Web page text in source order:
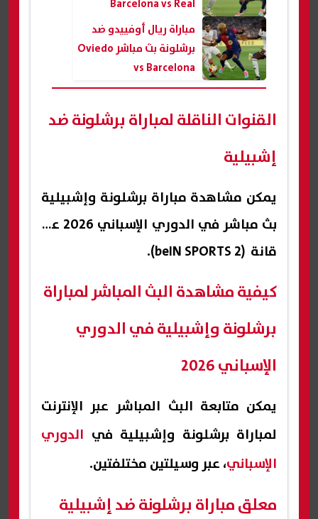
Barcelona vs Real
Sociedad
مباراة ريال أوفييدو ضد
برشلونة بث مباشر Oviedo
vs Barcelona
القنوات الناقلة لمباراة برشلونة ضد
إشبيلية
يمكن مشاهدة مباراة برشلونة وإشبيلية
بث مباشر في الدوري الإسباني 2026 عبر
قانة (beIN SPORTS 2).
كيفية مشاهدة البث المباشر لمباراة
برشلونة وإشبيلية في الدوري
الإسباني 2026
يمكن متابعة البث المباشر عبر الإنترنت
لمباراة برشلونة وإشبيلية في الدوري
الإسباني، عبر وسيلتين مختلفتين.
معلق مباراة برشلونة ضد إشبيلية